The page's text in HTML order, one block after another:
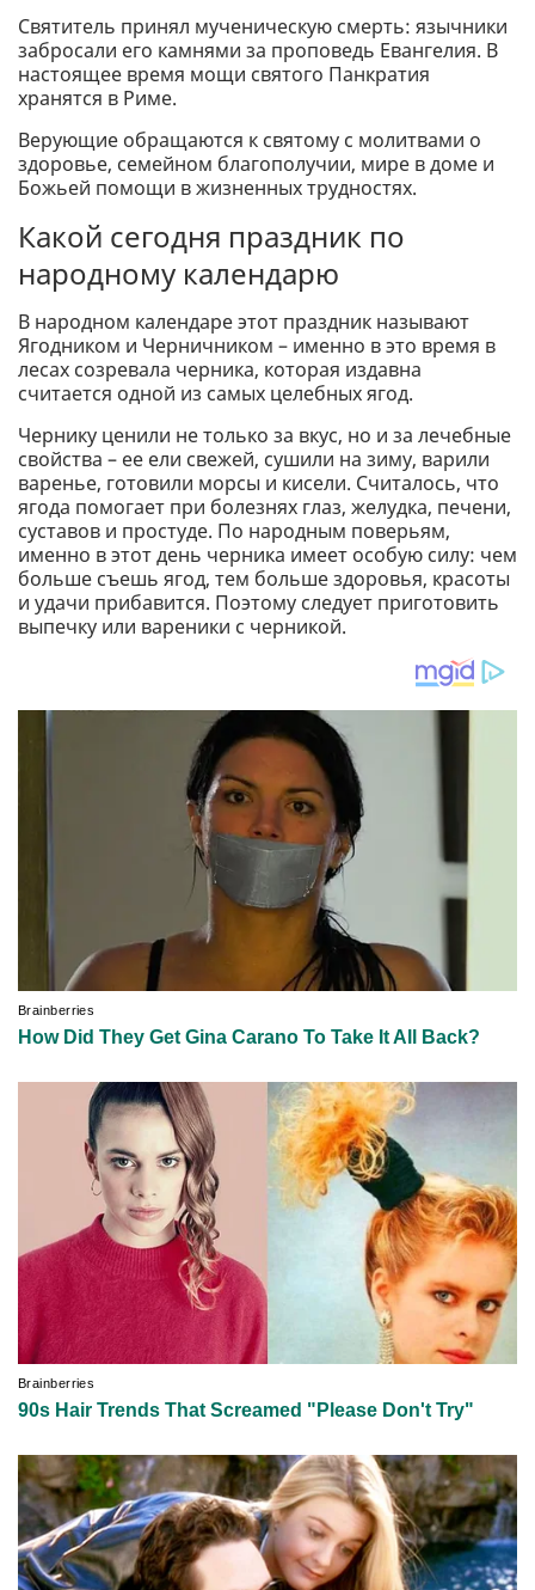
Святитель принял мученическую смерть: язычники
забросали его камнями за проповедь Евангелия. В
настоящее время мощи святого Панкратия
хранятся в Риме.
Верующие обращаются к святому с молитвами о
здоровье, семейном благополучии, мире в доме и
Божьей помощи в жизненных трудностях.
Какой сегодня праздник по
народному календарю
В народном календаре этот праздник называют
Ягодником и Черничником – именно в это время в
лесах созревала черника, которая издавна
считается одной из самых целебных ягод.
Чернику ценили не только за вкус, но и за лечебные
свойства – ее ели свежей, сушили на зиму, варили
варенье, готовили морсы и кисели. Считалось, что
ягода помогает при болезнях глаз, желудка, печени,
суставов и простуде. По народным поверьям,
именно в этот день черника имеет особую силу: чем
больше съешь ягод, тем больше здоровья, красоты
и удачи прибавится. Поэтому следует приготовить
выпечку или вареники с черникой.